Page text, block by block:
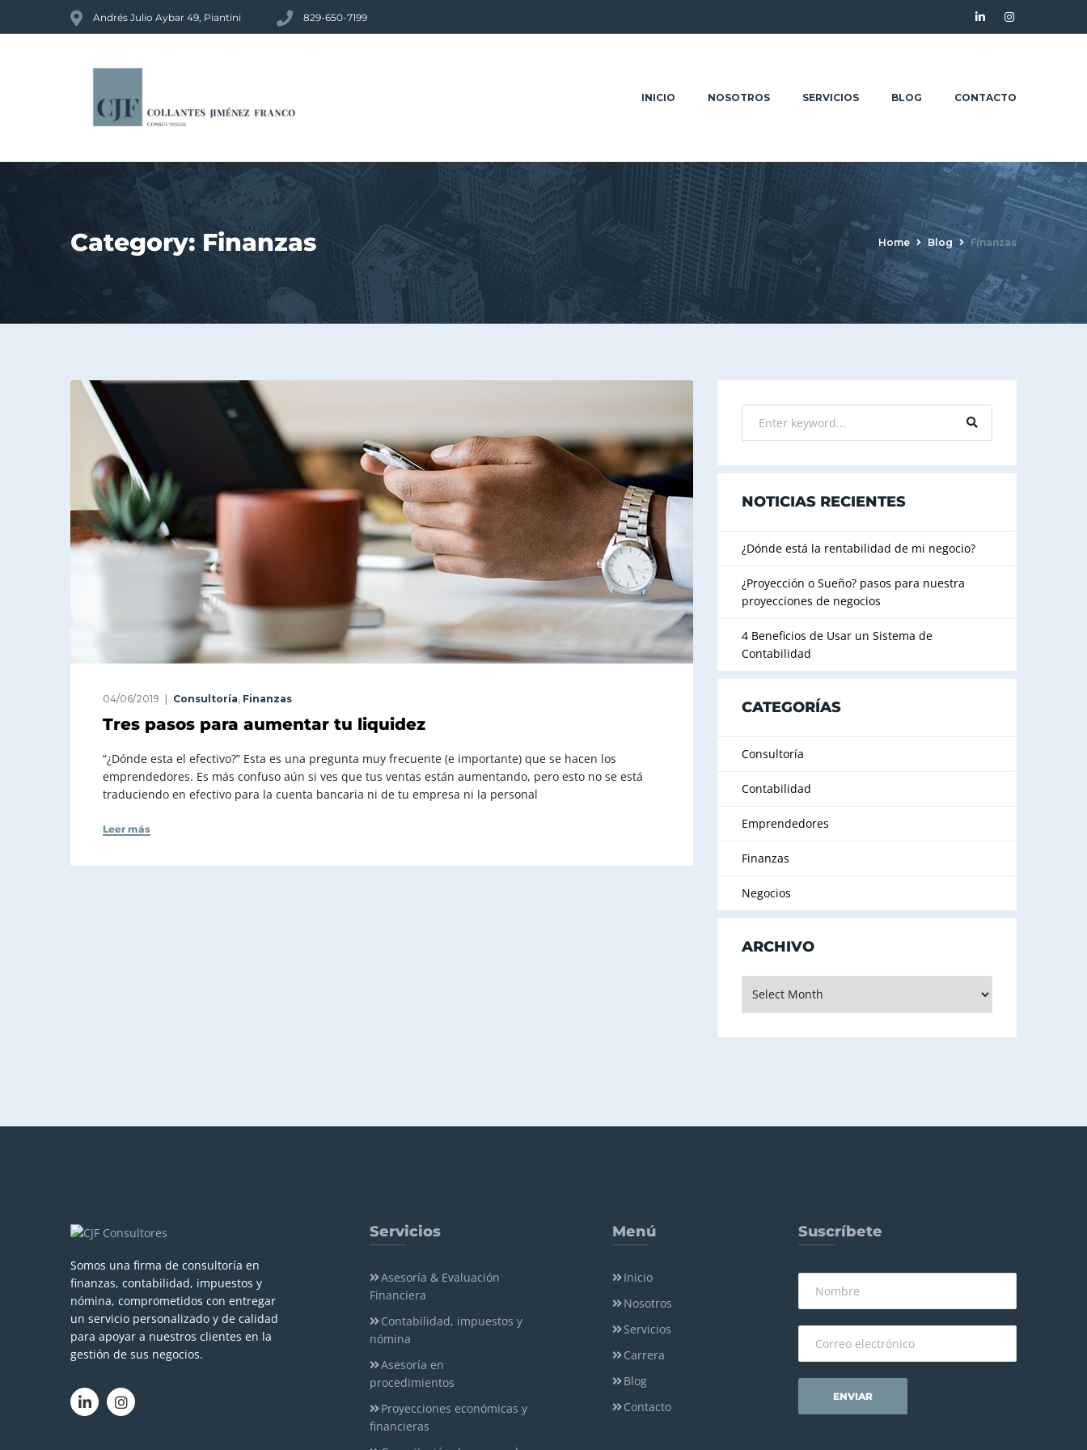
Andrés Julio Aybar 49, Piantini 829-650-7199
INICIO NOSOTROS SERVICIOS BLOG CONTACTO
Category: Finanzas Home Blog Finanzas
04/06/2019 Consultoría, Finanzas
Tres pasos para aumentar tu liquidez
“¿Dónde esta el efectivo?” Esta es una pregunta muy frecuente (e importante) que se hacen los
emprendedores. Es más confuso aún si ves que tus ventas están aumentando, pero esto no se está
traduciendo en efectivo para la cuenta bancaria ni de tu empresa ni la personal
Leer más
NOTICIAS RECIENTES
¿Dónde está la rentabilidad de mi negocio?
¿Proyección o Sueño? pasos para nuestra
proyecciones de negocios
4 Beneficios de Usar un Sistema de
Contabilidad
CATEGORÍAS
Consultoría
Contabilidad
Emprendedores
Finanzas
Negocios
ARCHIVO
Somos una firma de consultoría en
finanzas, contabilidad, impuestos y
nómina, comprometidos con entregar
un servicio personalizado y de calidad
para apoyar a nuestros clientes en la
gestión de sus negocios.
Servicios
Asesoría & Evaluación
Financiera
Contabilidad, impuestos y
nómina
Asesoría en
procedimientos
Proyecciones económicas y
financieras
Menú
Inicio
Nosotros
Servicios
Carrera
Blog
Contacto
Suscríbete